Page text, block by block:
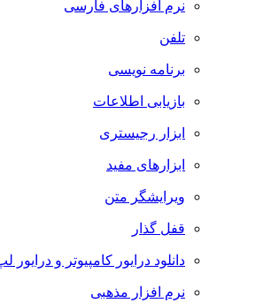
نرم افزارهای فارسی
تلفن
برنامه نویسی
بازیابی اطلاعات
ابزار رجیستری
ابزارهای مفید
ویرایشگر متن
قفل گذار
دانلود درایور کامپیوتر و درایور لپ تاپ
نرم افزار مذهبی